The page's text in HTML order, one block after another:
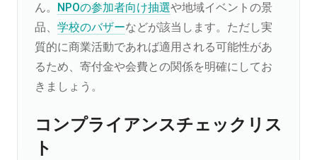
ん。 NPOの参加者向け抽選や地域イベントの景
品、 学校のバザーなどが該当します。ただし実
質的に商業活動であれば適用される可能性があ
るため、寄付金や会費との関係を明確にしてお
きましょう。
コンプライアンスチェックリス
ト